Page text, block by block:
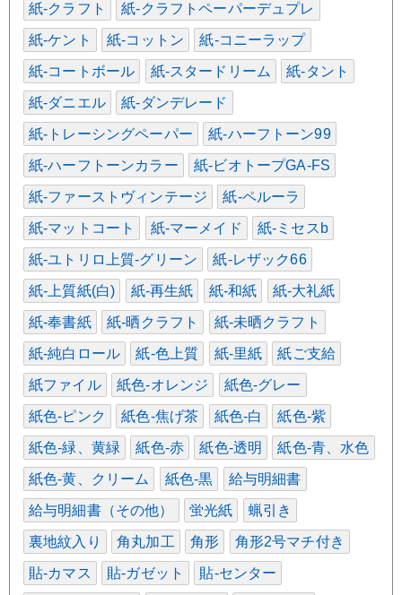
紙-クラフト 紙-クラフトペーパーデュプレ
紙-ケント 紙-コットン 紙-コニーラップ
紙-コートボール 紙-スタードリーム 紙-タント
紙-ダニエル 紙-ダンデレード
紙-トレーシングペーパー 紙-ハーフトーン99
紙-ハーフトーンカラー 紙-ビオトープGA-FS
紙-ファーストヴィンテージ 紙-ペルーラ
紙-マットコート 紙-マーメイド 紙-ミセスb
紙-ユトリロ上質-グリーン 紙-レザック66
紙-上質紙(白) 紙-再生紙 紙-和紙 紙-大礼紙
紙-奉書紙 紙-晒クラフト 紙-未晒クラフト
紙-純白ロール 紙-色上質 紙-里紙 紙ご支給
紙ファイル 紙色-オレンジ 紙色-グレー
紙色-ピンク 紙色-焦げ茶 紙色-白 紙色-紫
紙色-緑、黄緑 紙色-赤 紙色-透明 紙色-青、水色
紙色-黄、クリーム 紙色-黒 給与明細書
給与明細書（その他） 蛍光紙 蝋引き
裏地紋入り 角丸加工 角形 角形2号マチ付き
貼-カマス 貼-ガゼット 貼-センター